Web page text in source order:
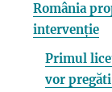
România
intervenție
Primul
vor